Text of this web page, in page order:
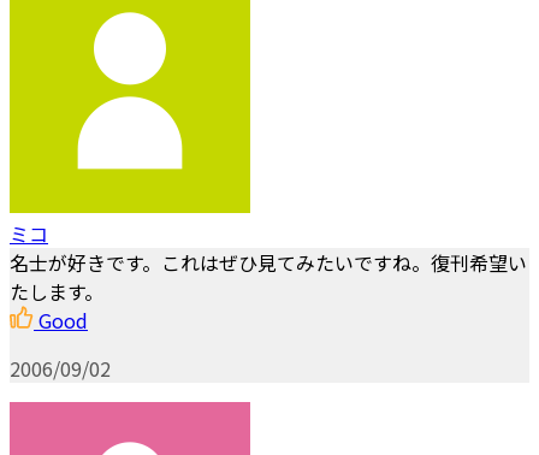
ミコ
名士が好きです。これはぜひ見てみたいですね。復刊希望い
たします。
Good
2006/09/02